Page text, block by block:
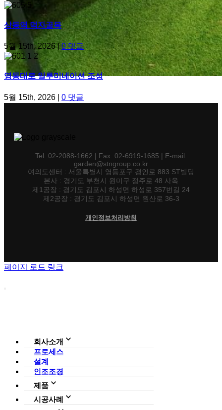
상동역 먹자골목
5월 15th, 2026 | 0 댓글
영동대로 일루미네이션 조성
5월 15th, 2026 0 댓글
Tel: 02-2088-1662 | Fax: 02-6919-1685 | E-mail:
garden@stngroup.co.kr
여의도센터 : 서울특별시 영등포구 경인로 883 ST빌딩
본사 : 경기도 부천시 원미구 정주로 48 사옥
제1공장 : 경기도 김포시 하성면 하성로 357번길 24
제2공장 : 경기도 김포시 하성면 원산로 36-3
개인정보처리방침
페이지 로드 링크
회사소개
CI
가든연구소
프로세스
설계
인조조경
제품
전체보기
일루미아트리
시공사례